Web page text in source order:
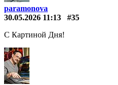
paramonova
30.05.2026 11:13
#35
С Картиной Дня!